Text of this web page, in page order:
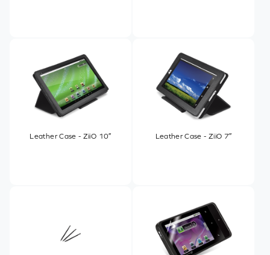
Leather Case - ZiiO 10″ Leather Case - ZiiO 7″